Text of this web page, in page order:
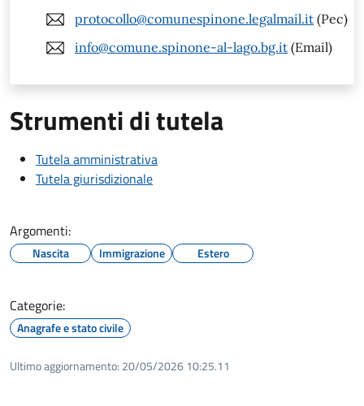
protocollo@comunespinone.legalmail.it (Pec)
info@comune.spinone-al-lago.bg.it (Email)
Strumenti di tutela
Tutela amministrativa
Tutela giurisdizionale
Argomenti:
Nascita Immigrazione Estero
Categorie:
Anagrafe e stato civile
Ultimo aggiornamento: 20/05/2026 10:25.11